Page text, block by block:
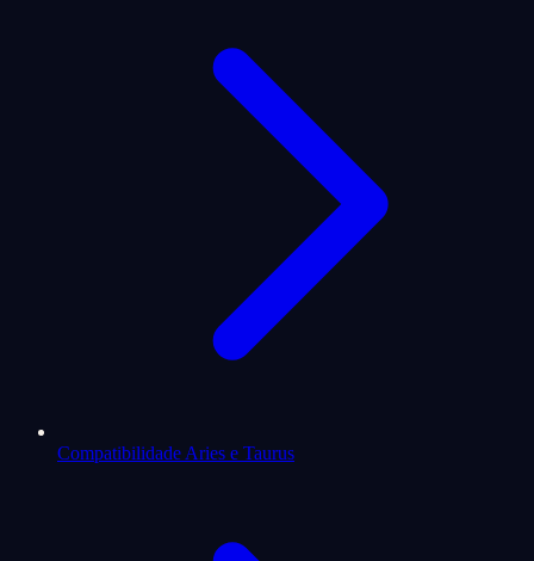
Compatibilidade Aries e Taurus